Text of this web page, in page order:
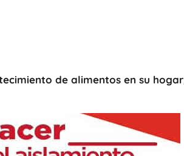
de alimentos en su hogar